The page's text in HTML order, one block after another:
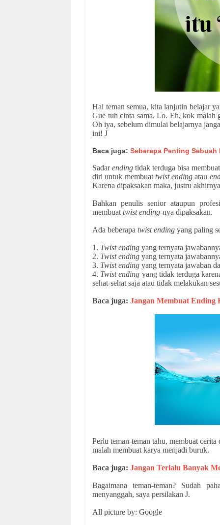
Hai teman semua, kita lanjutin belajar
Gue tuh cinta sama, Lo. Eh, kok malah
Oh iya, sebelum dimulai belajarnya
ini! J
Baca juga: Seberapa Penting
Sadarending tidak terduga bisa
diri untuk membuat twist ending atau
Karena dipaksakan maka, justru
Bahkan penulis senior ataupun
membuat twist ending-nya dipaksakan.
Ada beberapa twist ending yang paling
1. Twist ending yang ternyata
2. Twist ending yang ternyata
3. Twist ending yang ternyata jawaban
4. Twist ending yang tidak terduga
sehat-sehat saja atau tidak melakukan
Baca juga: Jangan Membuat Ending
Perlu teman-teman tahu, membuat cerita
malah membuat karya menjadi buruk.
Baca juga: Jangan Terlalu Banyak
Bagaimana teman-teman? Sudah
menyanggah, saya persilakan J.
All picture by: Google